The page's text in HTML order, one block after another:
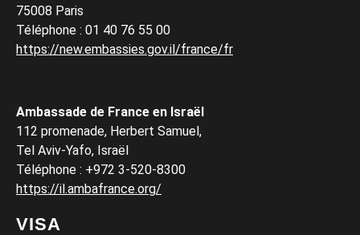
75008 Paris
Téléphone : 01 40 76 55 00
https://new.embassies.gov.il/france/fr
Ambassade de France en Israël
112 promenade, Herbert Samuel,
Tel Aviv-Yafo, Israël
Téléphone : +972 3-520-8300
https://il.ambafrance.org/
VISA